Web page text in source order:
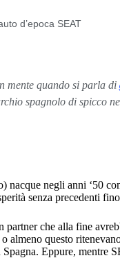
d’epoca SEAT
mente quando si parla di
spagnolo di spicco
negli anni ‘50
senza precedenti
che alla fine
almeno questo
Eppure, mentre